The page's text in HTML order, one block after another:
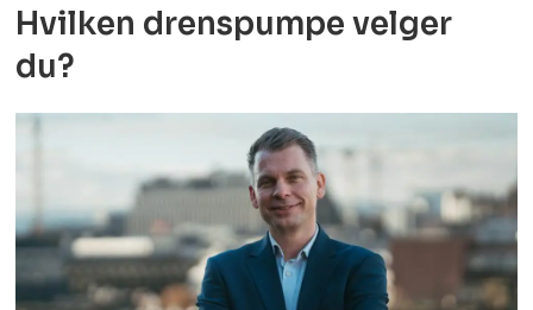
Hvilken drenspumpe velger
du?